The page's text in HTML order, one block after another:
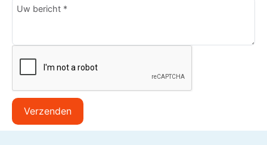
Verzenden